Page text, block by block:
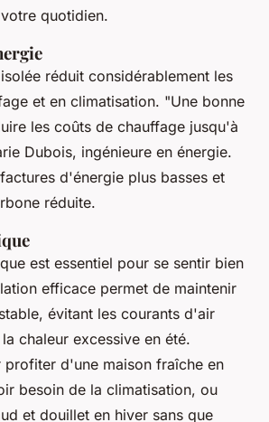
quotidien.
réduit considérablement les
et en climatisation. "Une bonne
les coûts de chauffage jusqu'à
Dubois, ingénieure en énergie.
d'énergie plus basses et
réduite.
est essentiel pour se sentir bien
efficace permet de maintenir
évitant les courants d'air
chaleur excessive en été.
profiter d'une maison fraîche en
besoin de la climatisation, ou
et douillet en hiver sans que